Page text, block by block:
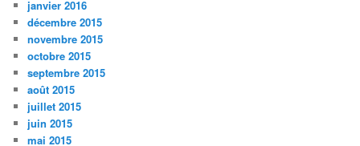
janvier 2016
décembre 2015
novembre 2015
octobre 2015
septembre 2015
août 2015
juillet 2015
juin 2015
mai 2015